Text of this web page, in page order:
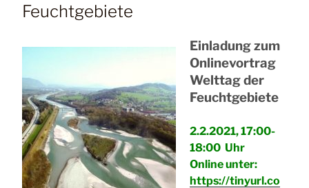
Feuchtgebiete
Einladung zum
Onlinevortrag
Welttag der
Feuchtgebiete
2.2.2021, 17:00-
18:00 Uhr
Online unter:
https://tinyurl.co